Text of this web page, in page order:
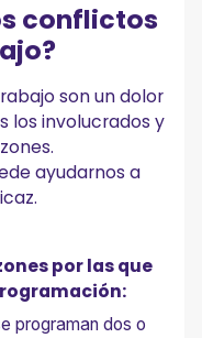
conflictos
son un dolor
los involucrados y
ayudarnos a
por las que
programan dos o